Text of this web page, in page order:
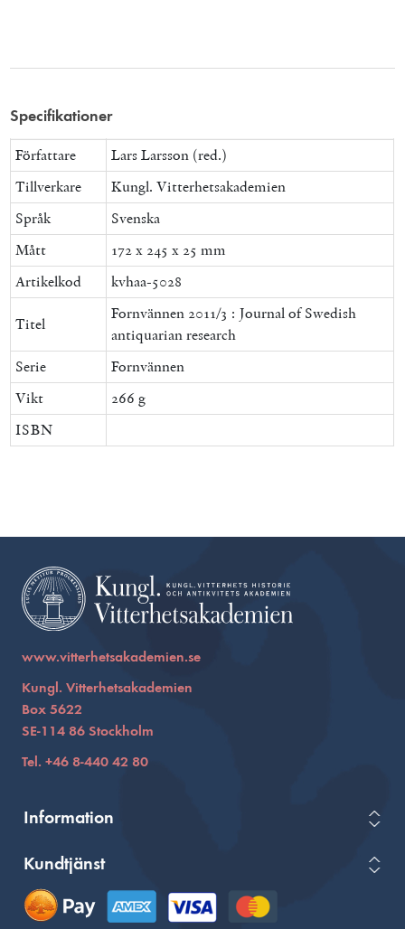
Specifikationer
Författare
Lars Larsson (red.)
Tillverkare
Kungl. Vitterhetsakademien
Språk
Svenska
Mått
172 x 245 x 25 mm
Artikelkod
kvhaa-5028
Titel
Fornvännen 2011/3 : Journal of Swedish
antiquarian research
Serie
Fornvännen
Vikt
266 g
ISBN
www.vitterhetsakademien.se
Kungl. Vitterhetsakademien
Box 5622
SE-114 86 Stockholm
Tel. +46 8-440 42 80
Information
Kundtjänst